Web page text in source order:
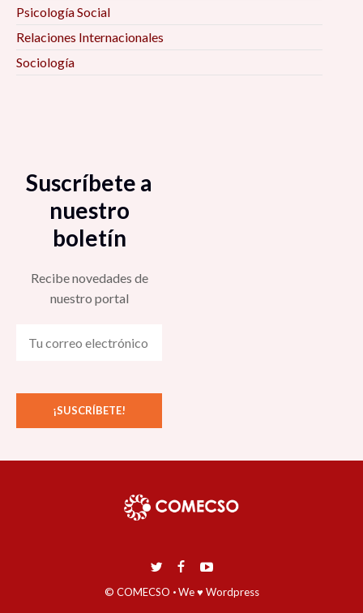
Psicología Social
Relaciones Internacionales
Sociología
Suscríbete a
nuestro
boletín
Recibe novedades de
nuestro portal
© COMECSO ·We ♥ Wordpress